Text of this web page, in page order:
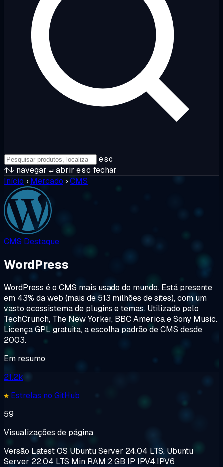
esc
↑↓ navegar ↵abrir esc fechar
Início › Mercado ›CMS
CMS Destaque
WordPress
WordPress é o CMS mais usado do mundo. Está presente
em 43% da web (mais de 513 milhões de sites), com um
vasto ecossistema de plugins e temas. Utilizado pelo
TechCrunch, The New Yorker, BBC America e Sony Music.
Licença GPL gratuita, a escolha padrão de CMS desde
2003.
Em resumo
21.2k
Estrelas no GitHub
59
Visualizações de página
Versão LatestOS Ubuntu Server 24.04 LTS, Ubuntu
Server 22.04 LTS Min RAM 2 GB IP IPV4,IPV6